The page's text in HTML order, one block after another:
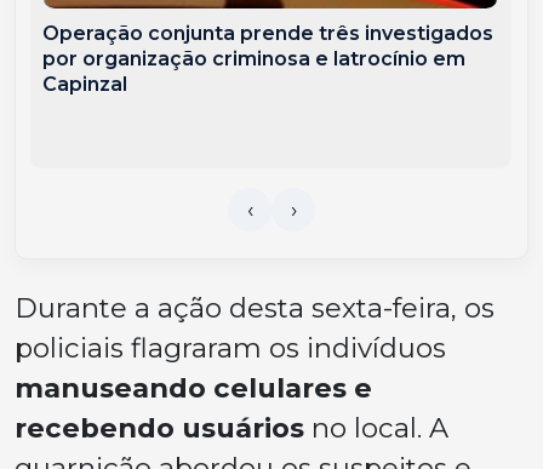
Operação conjunta prende três investigados
por organização criminosa e latrocínio em
Capinzal
Durante a ação desta sexta-feira, os
policiais flagraram os indivíduos
manuseando celulares e
recebendo usuários no local. A